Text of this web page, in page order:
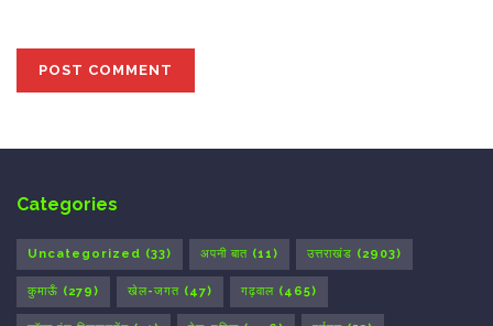
Categories
Uncategorized (33) अपनी बात (11) उत्तराखंड (2903)
कुमाऊँ (279) खेल-जगत (47) गढ़वाल (465)